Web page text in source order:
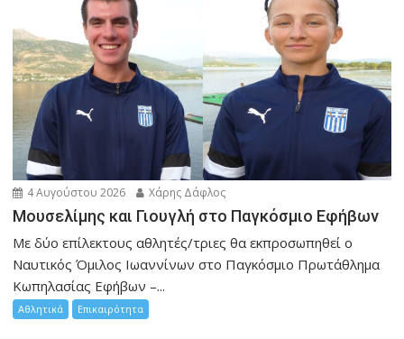
4 Αυγούστου 2026 Χάρης Δάφλος
Μουσελίμης και Γιουγλή στο Παγκόσμιο Εφήβων
Mε δύο επίλεκτους αθλητές/τριες θα εκπροσωπηθεί ο
Ναυτικός Όμιλος Ιωαννίνων στο Παγκόσμιο Πρωτάθλημα
Κωπηλασίας Εφήβων –...
Αθλητικά Επικαιρότητα